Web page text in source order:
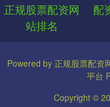
正规股票配资网
站排名
配
Powered by 正规股票配资
平台
Copyright ©